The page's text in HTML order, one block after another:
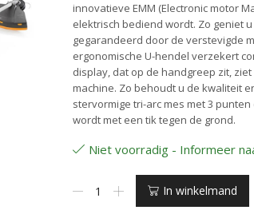
innovatieve EMM (Electronic motor
elektrisch bediend wordt. Zo geniet
gegarandeerd door de verstevigde
ergonomische U-hendel verzekert
display, dat op de handgreep zit,
machine. Zo behoudt u de kwaliteit
stervormige tri-arc mes met 3
wordt met een tik tegen de grond.
Niet voorradig - Informeer
In winkelmand